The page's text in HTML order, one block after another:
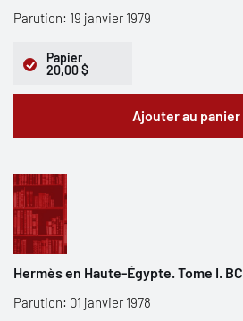
Parution: 19 janvier 1979
Papier
20,00 $
Ajouter au panier
Hermès en Haute-Égypte. Tome I.
Parution: 01 janvier 1978